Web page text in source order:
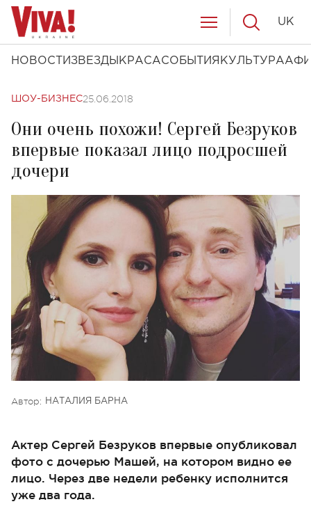
НОВОСТИ ЗВЕЗДЫ КРАСАСОБЫТИЯ КУЛЬТУРА
UK
ШОУ-БИЗНЕС25.06.2018
Они очень похожи! Сергей Безруков
впервые показал лицо подросшей
дочери
Автор: НАТАЛИЯ БАРНА
Актер Сергей Безруков впервые опубликовал
фото с дочерью Машей, на котором видно ее
лицо. Через две недели ребенку исполнится
уже два года.